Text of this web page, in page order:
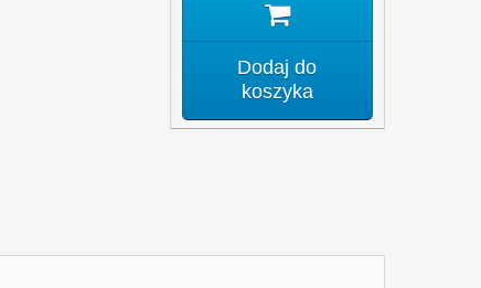
Dodaj do
koszyka